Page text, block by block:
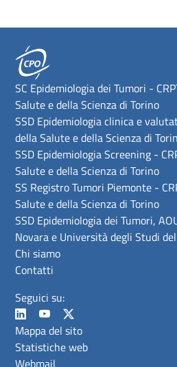
SC Epidemiologia dei Tumori -
Salute e della Scienza di Torino
SSD Epidemiologia clinica e
della Salute e della Scienza di
SSD Epidemiologia Screening -
Salute e della Scienza di Torino
SS Registro Tumori Piemonte -
Salute e della Scienza di Torino
SSD Epidemiologia dei Tumori,
Novara e Università degli Studi
Chi siamo
Contatti
Seguici su:
Mappa del sito
Statistiche web
Webmail